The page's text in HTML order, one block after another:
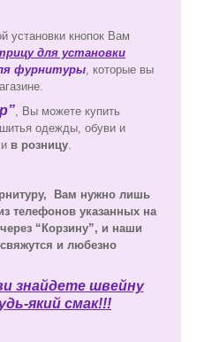
установки кнопок Вам
для установки
фурнитуры , которые вы
, Вы можете купить
одежды, обуви и
и в розницу
Вам нужно лишь
телефонов указанных на
“Корзину”, и наши
и любезно
знайдете швейну
який смак!!!